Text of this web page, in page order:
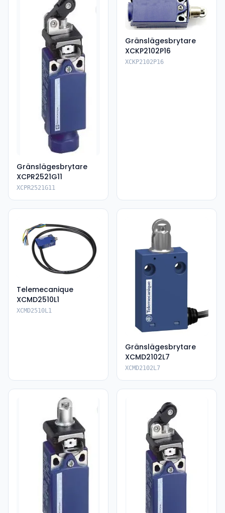
Gränslägesbrytare
XCPR2521G11
XCPR2521G11
Gränslägesbrytare
XCKP2102P16
XCKP2102P16
Telemecanique
XCMD2510L1
XCMD2510L1
Gränslägesbrytare
XCMD2102L7
XCMD2102L7